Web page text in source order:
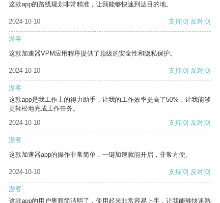
这款app的路线规划非常精准，让我能够快速到达目的地。
2024-10-10 支持[0] 反对[0]
游客
这款加速器VPM应用程序提供了顶级的安全性和隐私保护。
2024-10-10 支持[0] 反对[0]
游客
这款app是我工作上的得力助手，让我的工作效率提高了50%，让我能够
更轻松地完成工作任务。
2024-10-10
支持[0] 反对[0]
游客
这款加速器app的操作非常简单，一键加速就能开启，非常方便。
2024-10-10 支持[0] 反对[0]
游客
这款app的用户界面简洁明了，使用起来非常容易上手，让我能够快速熟